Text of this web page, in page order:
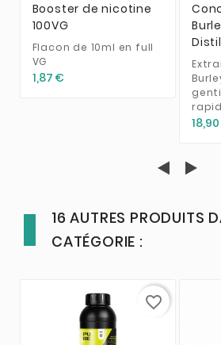
Booster de nicotine
100VG
Flacon de 10ml en full
VG
1,87 €
16 AUTRES PRODUITS
CATÉGORIE :
favorite_border